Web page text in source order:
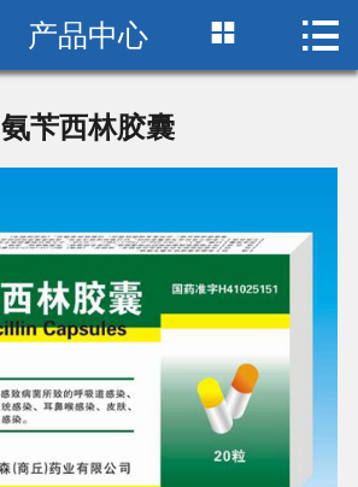
 首页
产品中心
产品中心  
氨苄西林胶囊